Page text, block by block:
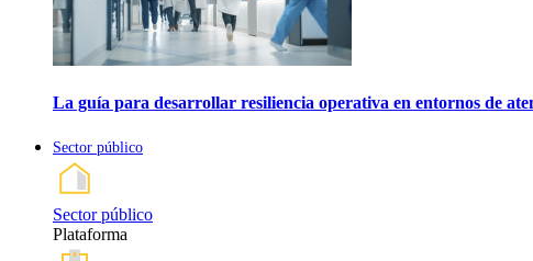
La guía para desarrollar resiliencia operativa en entornos de
Sector público
Sector público
Plataforma